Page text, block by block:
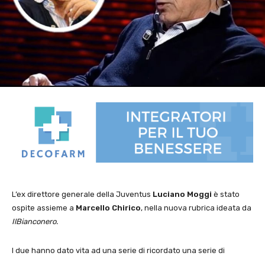
L’ex direttore generale della Juventus Luciano Moggi è stato
ospite assieme a Marcello Chirico, nella nuova rubrica ideata da
IlBianconero.
I due hanno dato vita ad una serie di ricordato una serie di